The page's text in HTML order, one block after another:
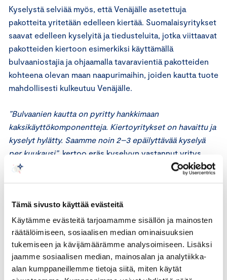
Tämä sivusto käyttää evästeitä
Käytämme evästeitä tarjoamamme sisällön ja mainosten
räätälöimiseen, sosiaalisen median ominaisuuksien
tukemiseen ja kävijämäärämme analysoimiseen. Lisäksi
jaamme sosiaalisen median, mainosalan ja analytiikka-
alan kumppaneillemme tietoja siitä, miten käytät
Kyselystä selviää myös, että Venäjälle asetettuja
pakotteita yritetään edelleen kiertää. Suomalaisyritykset
saavat edelleen kyselyitä ja tiedusteluita, jotka viittaavat
pakotteiden kiertoon esimerkiksi käyttämällä
bulvaaniostajia ja ohjaamalla tavaravientiä pakotteiden
kohteena olevan maan naapurimaihin, joiden kautta tuote
mahdollisesti kulkeutuu Venäjälle.
”Bulvaanien kautta on pyritty hankkimaan
kaksikäyttökomponentteja. Kiertoyritykset on havaittu ja
kyselyt hylätty. Saamme noin 2–3 epäilyttävää kyselyä
per kuukausi”, kertoo eräs kyselyyn vastannut yritys.
kohdannut Venäjään kohdistettujen pakotteiden
kiertämisyrityksiä. Tiedusteluiden määrä on pysynyt
tasaisena vuosina 2023–2025.
”Yritysten on edelleen syytä olla tarkkaavaisia
vastaanottaessaan erilaisia kyselyitä”, painottaa